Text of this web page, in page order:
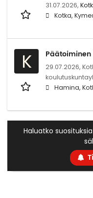
31.07.2026,
Kotka,
K 29.07.2026,
Hamina,
Haluatko